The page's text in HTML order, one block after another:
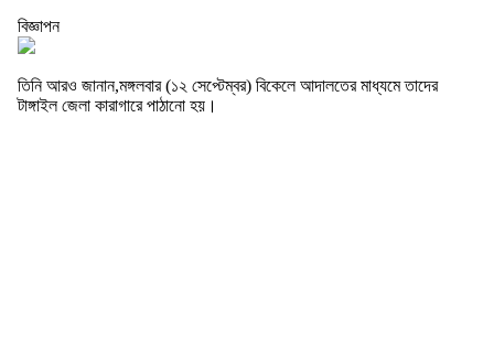
বিজ্ঞাপন
তিনি আরও জানান,মঙ্গলবার (১২ সেপ্টেম্বর) বিকেলে আদালতের মাধ্যমে তাদের
টাঙ্গাইল জেলা কারাগারে পাঠানো হয়।